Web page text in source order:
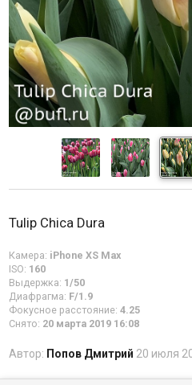
Tulip Chica Dura
Камера: iPhone XS Max
ISO: 160
Выдержка: 1/50
Диафрагма: F/1.9
Фокусное расстояние: 4.25
Снято: 20 марта 2019 16:08
Автор: Попов Дмитрий 20 июля